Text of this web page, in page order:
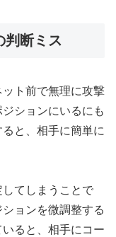
判断ミス
ト前で無理に攻撃
ションにいるにも
と、相手に簡単に
てしまうことで
ョンを微調整する
ると、相手にコー